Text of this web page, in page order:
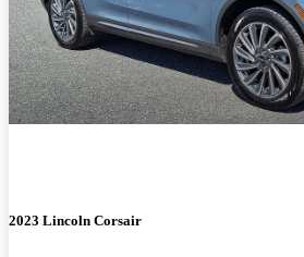
2023 Lincoln Corsair